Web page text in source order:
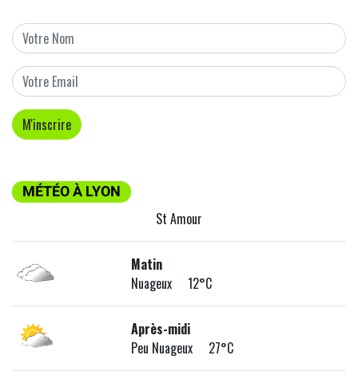
MÉTÉO À LYON
St Amour
Matin
Nuageux 12°C
Après-midi
Peu Nuageux 27°C